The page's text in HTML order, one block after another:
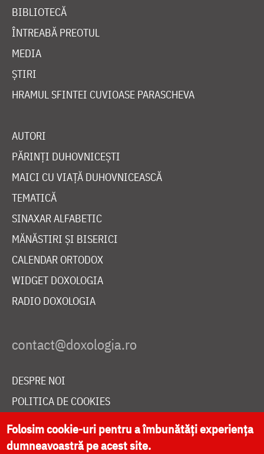
BIBLIOTECĂ
ÎNTREABĂ PREOTUL
MEDIA
ȘTIRI
HRAMUL SFINTEI CUVIOASE PARASCHEVA
AUTORI
PĂRINȚI DUHOVNICEȘTI
MAICI CU VIAȚĂ DUHOVNICEASCĂ
TEMATICĂ
SINAXAR ALFABETIC
MĂNĂSTIRI ȘI BISERICI
CALENDAR ORTODOX
WIDGET DOXOLOGIA
RADIO DOXOLOGIA
DESPRE NOI
POLITICA DE COOKIES
DONEAZĂ ONLINE PENTRU CATEDRALA NAȚIONALĂ
Folosim cookie-uri pentru a îmbunătăți experiența
dumneavoastră pe acest site.